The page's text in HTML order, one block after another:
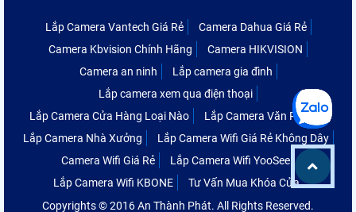
Lắp Camera Vantech Giá Rẻ
Camera Dahua Giá Rẻ
Camera Kbvision Chính Hãng
Camera HIKVISION
Camera an ninh
Lắp camera gia đình
Lắp camera xem qua điện thoại
Lắp Camera Cửa Hàng Loại Nào
Lắp Camera Văn Phòng
Lắp Camera Nhà Xưởng
Lắp Camera Wifi Giá Rẻ Không Dây
Camera Wifi Giá Rẻ
Lắp Camera Wifi YooSee
Lắp Camera Wifi KBONE
Tư Vấn Mua Khóa Cửa
Copyrights © 2016 An Thành Phát. All Rights Reserved.